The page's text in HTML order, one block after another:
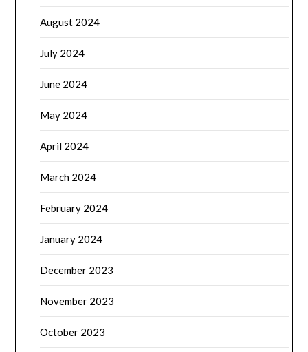
August 2024
July 2024
June 2024
May 2024
April 2024
March 2024
February 2024
January 2024
December 2023
November 2023
October 2023